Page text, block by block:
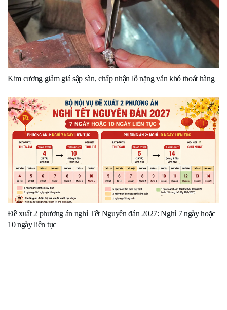
Kim cương giảm giá sập sàn, chấp nhận lỗ nặng vẫn khó thoát hàng
Đề xuất 2 phương án nghỉ Tết Nguyên đán 2027: Nghỉ 7 ngày hoặc
10 ngày liên tục